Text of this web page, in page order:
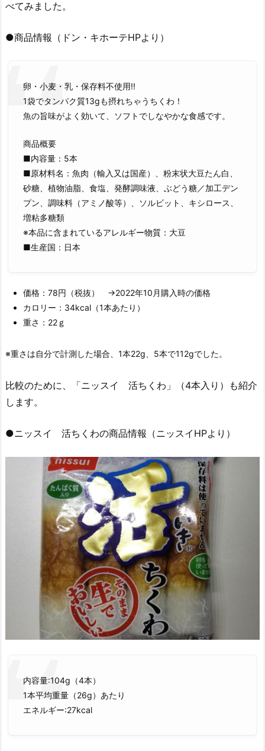
べてみました。
●商品情報（ドン・キホーテHPより）
卵・小麦・乳・保存料不使用!!
1袋でタンパク質13gも摂れちゃうちくわ！
魚の旨味がよく効いて、ソフトでしなやかな食感です。
商品概要
■内容量：5本
■原材料名：魚肉（輸入又は国産）、粉末状大豆たん白、
砂糖、植物油脂、食塩、発酵調味液、ぶどう糖／加工デン
プン、調味料（アミノ酸等）、ソルビット、キシロース、
増粘多糖類
※本品に含まれているアレルギー物質：大豆
■生産国：日本
価格：78円（税抜） →2022年10月購入時の価格
カロリー：34kcal（1本あたり）
重さ：22ｇ
※重さは自分で計測した場合、1本22g、5本で112gでした。
比較のために、「ニッスイ 活ちくわ」（4本入り）も紹介
します。
●ニッスイ 活ちくわの商品情報（ニッスイHPより）
内容量:104g（4本）
1本平均重量（26g）あたり
エネルギー:27kcal